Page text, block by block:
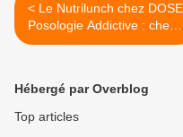
< Le Nutrilunch chez DOSE
Posologie Addictive : check
! Un régal comme d'hab 😊
Hébergé par Overblog
Top articles